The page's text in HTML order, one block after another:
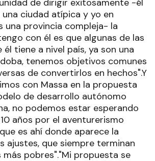
una ciudad atípica y yo en
una provincia compleja- la
con él es que algunas de las
tiene a nivel país, ya son una
tenemos objetivos comunes
de convertirlos en hechos".Y
con Massa en la propuesta
de desarrollo autónomo
no podemos estar esperando
años por el aventurerismo
es ahí donde aparece la
ajustes, que siempre terminan
pobres"."Mi propuesta se